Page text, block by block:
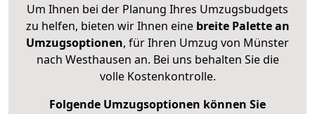
Um Ihnen bei der Planung Ihres Umzugsbudgets
zu helfen, bieten wir Ihnen eine breite Palette an
Umzugsoptionen, für Ihren Umzug von Münster
nach Westhausen an. Bei uns behalten Sie die
volle Kostenkontrolle.
Folgende Umzugsoptionen können Sie